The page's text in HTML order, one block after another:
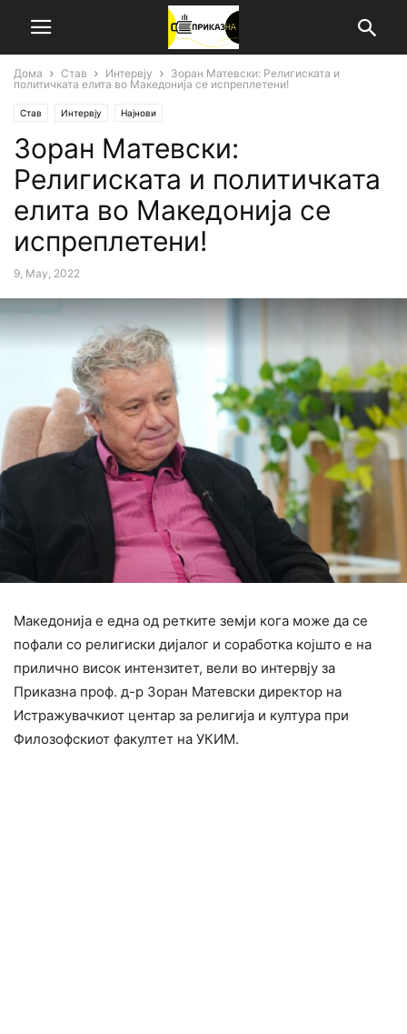
Дома Став Интервју
Зоран Матевски: Религиската и
политичката елита во Македонија се испреплетени!
Став Интервју Најнови
Зоран Матевски:
Религиската и политичката
елита во Македонија се
испреплетени!
9, May, 2022
Македонија е една од ретките земји кога може да се
пофали со религиски дијалог и соработка којшто е на
прилично висок интензитет, вели во интервју за
Приказна проф. д-р Зоран Матевски директор на
Истражувачкиот центар за религија и култура при
Филозофскиот факултет на УКИМ.